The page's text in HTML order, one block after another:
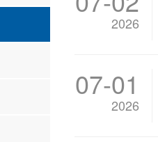
2026
07-01
2026